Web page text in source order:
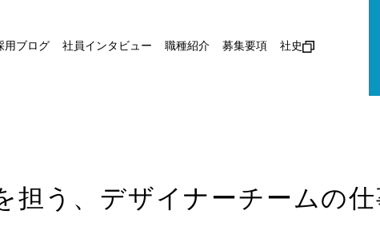
用ブログ 社員インタビュー 職種紹介 募集要項 社史
担う、デザイナーチームの仕